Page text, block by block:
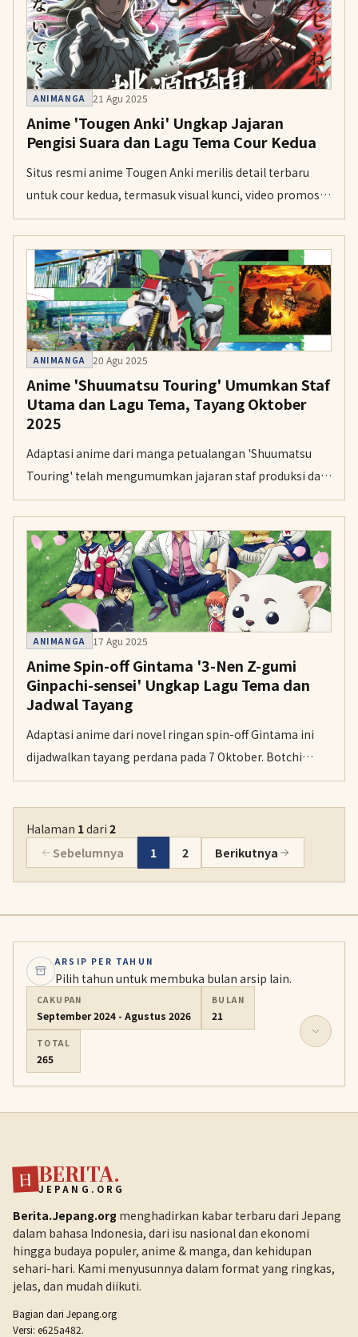
ANIMANGA 21 Agu 2025
Anime 'Tougen Anki' Ungkap Jajaran
Pengisi Suara dan Lagu Tema Cour Kedua
Situs resmi anime Tougen Anki merilis detail terbaru
untuk cour kedua, termasuk visual kunci, video promosi
keempat, serta jajaran pengisi suara tambahan. Lagu
tema pembuka akan dibawakan oleh Chogakusei dan
lagu penutup oleh eill.
ANIMANGA 20 Agu 2025
Anime 'Shuumatsu Touring' Umumkan Staf
Utama dan Lagu Tema, Tayang Oktober
2025
Adaptasi anime dari manga petualangan 'Shuumatsu
Touring' telah mengumumkan jajaran staf produksi dan
pengisi lagu tema menjelang penayangannya pada
musim gugur mendatang.
ANIMANGA 17 Agu 2025
Anime Spin-off Gintama '3-Nen Z-gumi
Ginpachi-sensei' Ungkap Lagu Tema dan
Jadwal Tayang
Adaptasi anime dari novel ringan spin-off Gintama ini
dijadwalkan tayang perdana pada 7 Oktober. Botchi
Boromaru dan LONGMAN dikonfirmasi akan
Halaman 1dari 2
Sebelumnya
1 2 Berikutnya
ARSIP PER TAHUN
Pilih tahun untuk membuka bulan arsip lain.
CAKUPAN
September 2024 - Agustus 2026
BULAN
21
TOTAL
265
日 BERITA.
JEPANG.ORG
Berita.Jepang.org menghadirkan kabar terbaru dari Jepang
dalam bahasa Indonesia, dari isu nasional dan ekonomi
hingga budaya populer, anime & manga, dan kehidupan
sehari-hari. Kami menyusunnya dalam format yang ringkas,
jelas, dan mudah diikuti.
Bagian dari Jepang.org
Versi: e625a482.